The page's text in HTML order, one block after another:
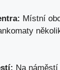
Místní
Na